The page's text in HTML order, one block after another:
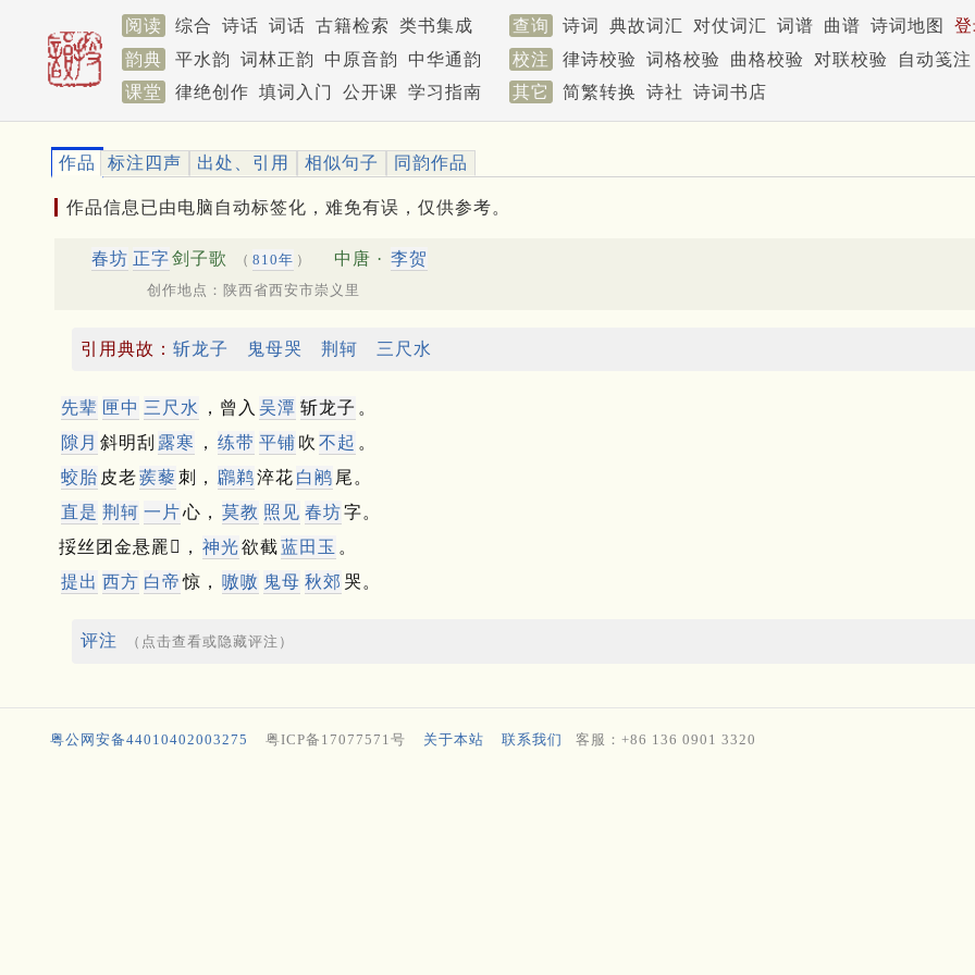
阅读 综合 诗话 词话 古籍检索 类书集成 查询 诗词 典故词汇 对仗词汇 词谱 曲谱 诗词地图
韵典
平水韵 词林正韵 中原音韵 中华通韵 校注 律诗校验 词格校验 曲格校验 对联校验
自动笺注
课堂
律绝创作 填词入门 公开课 学习指南 其它 简繁转换 诗社 诗词书店
作品 标注四声 出处、引用 相似句子 同韵作品
作品信息已由电脑自动标签化，难免有误，仅供参考。
春坊 正字剑子歌 （ 810年 ） 中唐 · 李贺
创作地点：陕西省西安市崇义里
引用典故： 斩龙子 鬼母哭 荆轲 三尺水
先辈 匣中 三尺水 ，曾入 吴潭 斩龙子 。
隙月 斜明刮 露寒 ， 练带 平铺 吹 不起 。
蛟胎 皮老蒺藜刺， 鸊鹈淬花 白鹇 尾。
直是 荆轲 一片心， 莫教 照见 春坊字。
挼丝团金悬䍡𦌉， 神光欲截蓝田玉 。
提出 西方 白帝 惊， 嗷嗷 鬼母 秋郊 哭。
评注 （点击查看或隐藏评注）
粤公网安备44010402003275 粤ICP备17077571号 关于本站 联系我们 客服：+86 136 0901 3320